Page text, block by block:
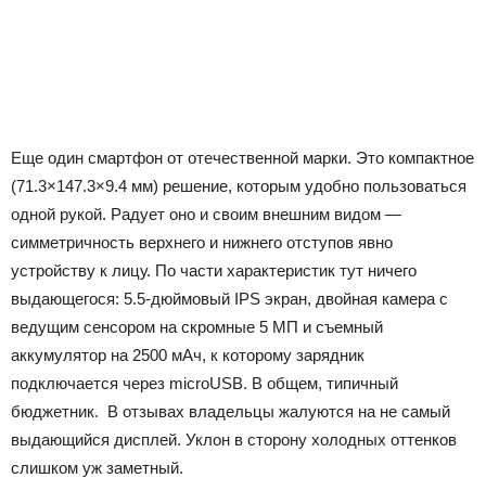
Еще один смартфон от отечественной марки. Это компактное
(71.3×147.3×9.4 мм) решение, которым удобно пользоваться
одной рукой. Радует оно и своим внешним видом —
симметричность верхнего и нижнего отступов явно
устройству к лицу. По части характеристик тут ничего
выдающегося: 5.5-дюймовый IPS экран, двойная камера с
ведущим сенсором на скромные 5 МП и съемный
аккумулятор на 2500 мАч, к которому зарядник
подключается через microUSB. В общем, типичный
бюджетник. В отзывах владельцы жалуются на не самый
выдающийся дисплей. Уклон в сторону холодных оттенков
слишком уж заметный.